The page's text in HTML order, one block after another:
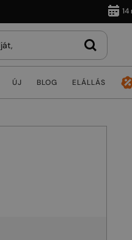
14
ÚJ BLOG ELÁLLÁS